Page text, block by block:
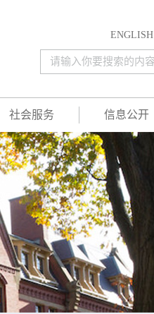
ENGLISH
社会服务 信息公开